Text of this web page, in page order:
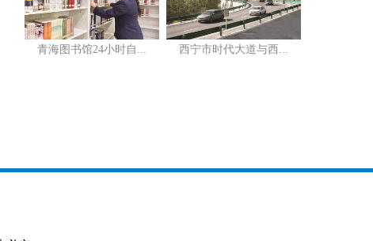
青海图书馆24小时自... 西宁市时代大道与西...